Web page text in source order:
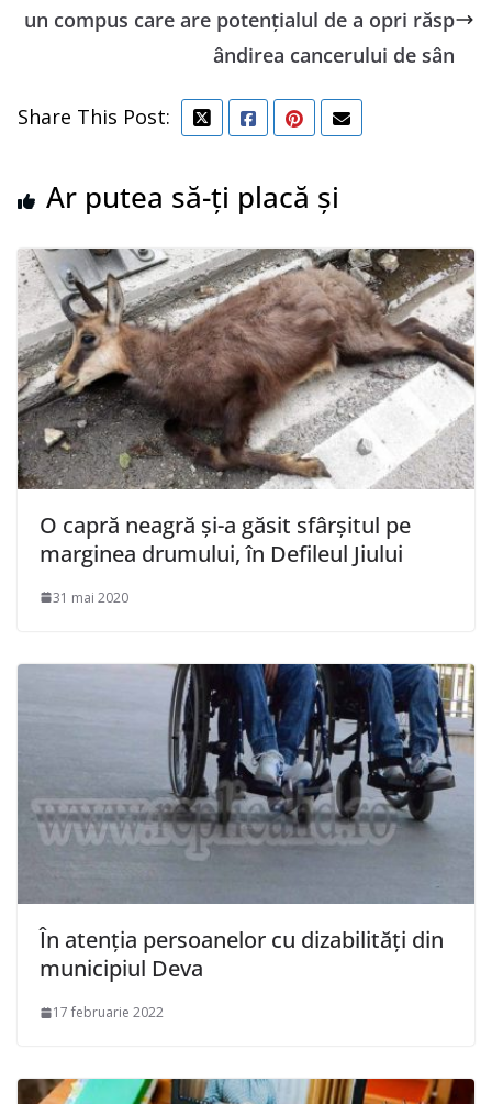
un compus care are potenţialul de a opri răsp
ândirea cancerului de sân
Share This Post:
Ar putea să-ți placă și
O capră neagră și-a găsit sfârșitul pe
marginea drumului, în Defileul Jiului
31 mai 2020
În atenția persoanelor cu dizabilități din
municipiul Deva
17 februarie 2022